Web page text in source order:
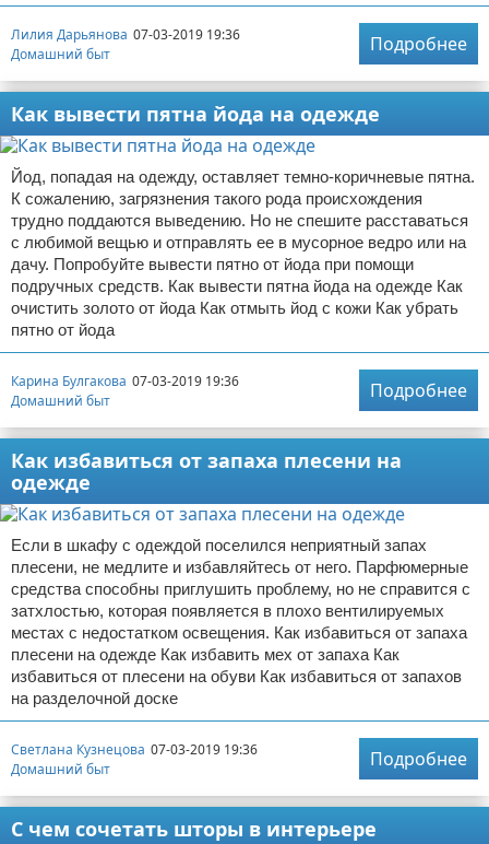
Лилия Дарьянова 07-03-2019 19:36
Домашний быт
Подробнее
Как вывести пятна йода на одежде
Йод, попадая на одежду, оставляет темно-коричневые пятна.
К сожалению, загрязнения такого рода происхождения
трудно поддаются выведению. Но не спешите расставаться
с любимой вещью и отправлять ее в мусорное ведро или на
дачу. Попробуйте вывести пятно от йода при помощи
подручных средств. Как вывести пятна йода на одежде Как
очистить золото от йода Как отмыть йод с кожи Как убрать
пятно от йода
Карина Булгакова 07-03-2019 19:36
Домашний быт
Подробнее
Как избавиться от запаха плесени на
одежде
Если в шкафу с одеждой поселился неприятный запах
плесени, не медлите и избавляйтесь от него. Парфюмерные
средства способны приглушить проблему, но не справится с
затхлостью, которая появляется в плохо вентилируемых
местах с недостатком освещения. Как избавиться от запаха
плесени на одежде Как избавить мех от запаха Как
избавиться от плесени на обуви Как избавиться от запахов
на разделочной доске
Светлана Кузнецова 07-03-2019 19:36
Домашний быт
Подробнее
С чем сочетать шторы в интерьере